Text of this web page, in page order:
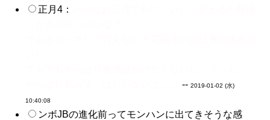
正月4：
-- 2019-01-02 (水)
10:40:08
ンボJBの進化前ってモンハンに出てきそうな感